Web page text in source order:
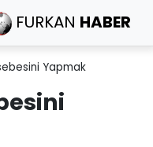
FURKAN HABER
Yapmak